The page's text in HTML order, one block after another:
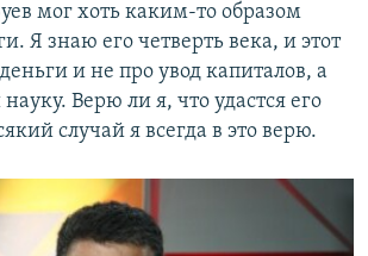
мог хоть каким-то образом
Я знаю его четверть века, и этот
и не про увод капиталов, а
Верю ли я, что удастся его
случай я всегда в это верю.